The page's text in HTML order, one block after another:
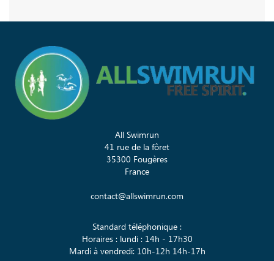
All Swimrun
41 rue de la fôret
35300 Fougères
France
contact@allswimrun.com
Standard téléphonique :
Horaires : lundi : 14h - 17h30
Mardi à vendredi: 10h-12h 14h-17h